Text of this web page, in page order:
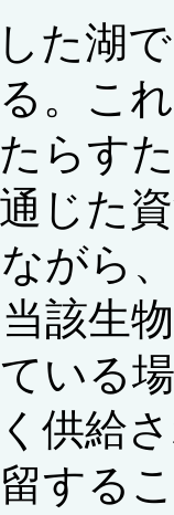
た湖
。こ
らす
じた
がら
該生
いる
供給
する